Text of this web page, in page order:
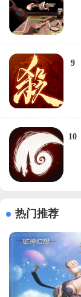
9
10
热门推荐